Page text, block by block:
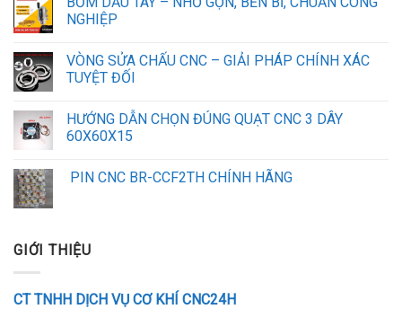
NGHIỆP
VÒNG SỬA CHẤU CNC – GIẢI PHÁP CHÍNH XÁC
TUYỆT ĐỐI
HƯỚNG DẪN CHỌN ĐÚNG QUẠT CNC 3 DÂY
60X60X15
PIN CNC BR-CCF2TH CHÍNH HÃNG
GIỚI THIỆU
CT TNHH DỊCH VỤ CƠ KHÍ CNC24H